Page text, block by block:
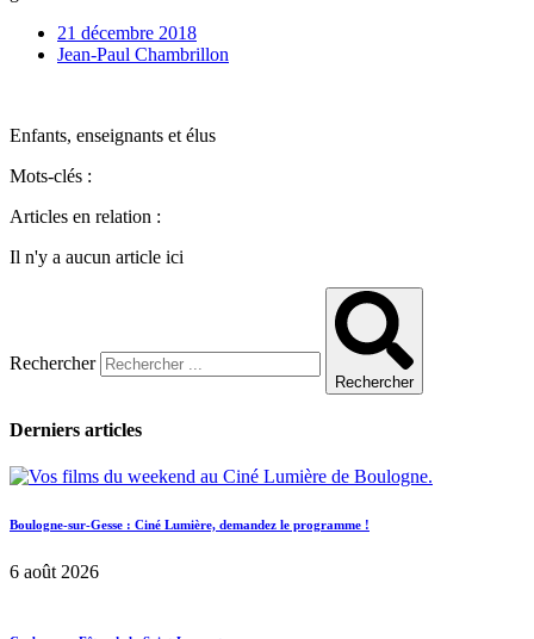
21 décembre 2018
Jean-Paul Chambrillon
Enfants, enseignants et élus
Mots-clés :
Articles en relation :
Il n'y a aucun article ici
Rechercher
Rechercher
Derniers articles
Boulogne-sur-Gesse : Ciné Lumière, demandez le programme !
6 août 2026